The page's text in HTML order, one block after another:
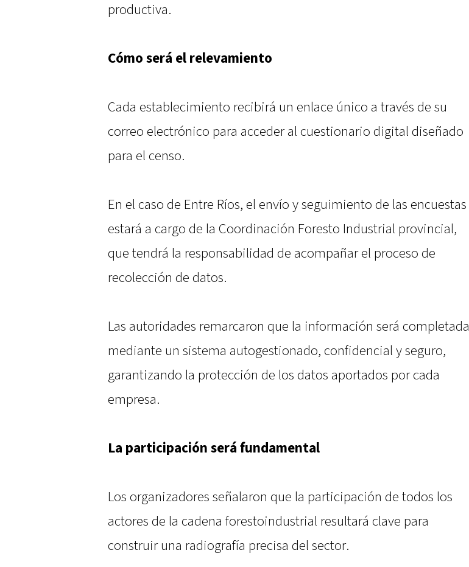
productiva.
Cómo será el relevamiento
Cada establecimiento recibirá un enlace único a través de su
correo electrónico para acceder al cuestionario digital diseñado
para el censo.
En el caso de Entre Ríos, el envío y seguimiento de las encuestas
estará a cargo de la Coordinación Foresto Industrial provincial,
que tendrá la responsabilidad de acompañar el proceso de
recolección de datos.
Las autoridades remarcaron que la información será completada
mediante un sistema autogestionado, confidencial y seguro,
garantizando la protección de los datos aportados por cada
empresa.
La participación será fundamental
Los organizadores señalaron que la participación de todos los
actores de la cadena forestoindustrial resultará clave para
construir una radiografía precisa del sector.